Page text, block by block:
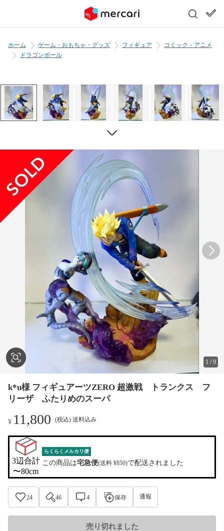
ホーム ゲーム・おもちゃ・グッズ フィギュア
コミック・アニメ
ドラゴンボール
1 /9
k*u様 フィギュアーツZERO 超激戦 トランクス フ
リーザ ふたりめのスーパ
¥ 11,800 (税込) 送料込み
3辺合計
〜80cm
らくらくメルカリ便
この商品は宅急便(送料 ¥850)で配送されました
24 46 4 保存 通報
売り切れました